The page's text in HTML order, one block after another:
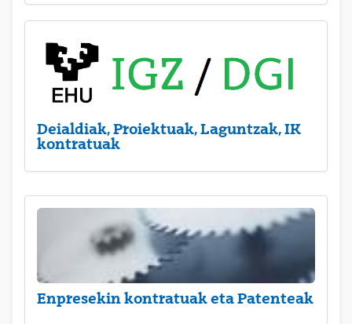
Deialdiak, Proiektuak, Laguntzak, IK
kontratuak
Enpresekin kontratuak eta Patenteak